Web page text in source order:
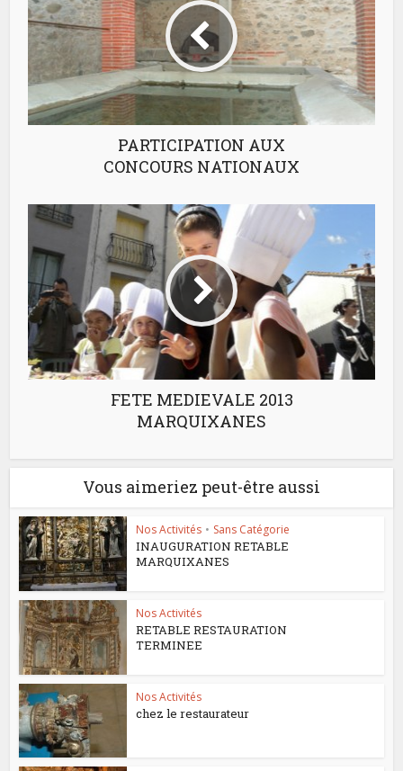
PARTICIPATION AUX
CONCOURS NATIONAUX
FETE MEDIEVALE 2013
MARQUIXANES
Vous aimeriez peut-être aussi
Nos Activités • Sans Catégorie
INAUGURATION RETABLE
MARQUIXANES
Nos Activités
RETABLE RESTAURATION
TERMINEE
Nos Activités
chez le restaurateur